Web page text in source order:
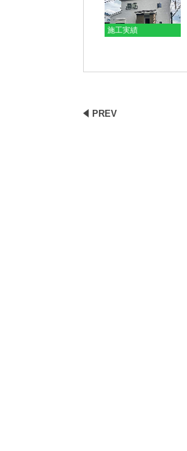
施工実績
PREV